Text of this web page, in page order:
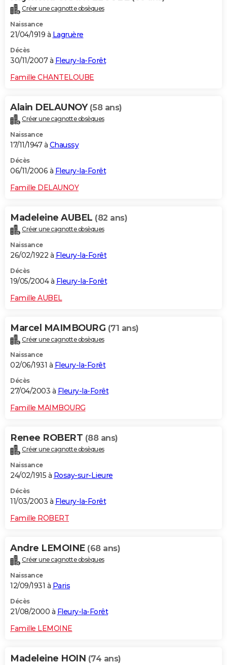
Créer une cagnotte obsèques
Naissance
21/04/1919 à Lagruère
Décès
30/11/2007 à Fleury-la-Forêt
Famille CHANTELOUBE
Alain DELAUNOY (58 ans)
Créer une cagnotte obsèques
Naissance
17/11/1947 à Chaussy
Décès
06/11/2006 à Fleury-la-Forêt
Famille DELAUNOY
Madeleine AUBEL (82 ans)
Créer une cagnotte obsèques
Naissance
26/02/1922 à Fleury-la-Forêt
Décès
19/05/2004 à Fleury-la-Forêt
Famille AUBEL
Marcel MAIMBOURG (71 ans)
Créer une cagnotte obsèques
Naissance
02/06/1931 à Fleury-la-Forêt
Décès
27/04/2003 à Fleury-la-Forêt
Famille MAIMBOURG
Renee ROBERT (88 ans)
Créer une cagnotte obsèques
Naissance
24/02/1915 à Rosay-sur-Lieure
Décès
11/03/2003 à Fleury-la-Forêt
Famille ROBERT
Andre LEMOINE (68 ans)
Créer une cagnotte obsèques
Naissance
12/09/1931 à Paris
Décès
21/08/2000 à Fleury-la-Forêt
Famille LEMOINE
Madeleine HOIN (74 ans)